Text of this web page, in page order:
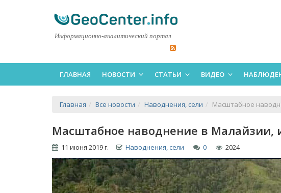
Информационно-аналитический портал
ГЛАВНАЯ НОВОСТИ СТАТЬИ ВИДЕО
Главная Все новости Наводнения, сели Масштабное
Масштабное наводнение в Малайзии,
11 июня 2019 г. Наводнения, сели 0 2024